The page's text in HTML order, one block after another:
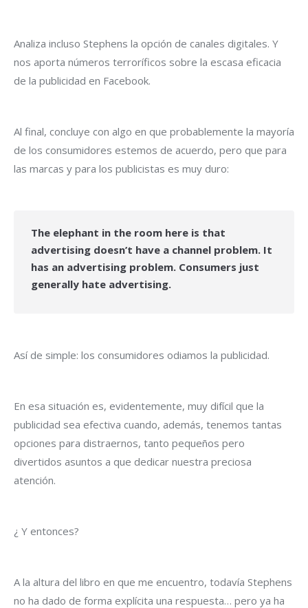
Analiza incluso Stephens la opción de canales digitales. Y
nos aporta números terroríficos sobre la escasa eficacia
de la publicidad en Facebook.
Al final, concluye con algo en que probablemente la mayoría
de los consumidores estemos de acuerdo, pero que para
las marcas y para los publicistas es muy duro:
The elephant in the room here is that
advertising doesn’t have a channel problem. It
has an advertising problem. Consumers just
generally hate advertising.
Así de simple: los consumidores odiamos la publicidad.
En esa situación es, evidentemente, muy difícil que la
publicidad sea efectiva cuando, además, tenemos tantas
opciones para distraernos, tanto pequeños pero
divertidos asuntos a que dedicar nuestra preciosa
atención.
¿ Y entonces?
A la altura del libro en que me encuentro, todavía Stephens
no ha dado de forma explícita una respuesta… pero ya ha